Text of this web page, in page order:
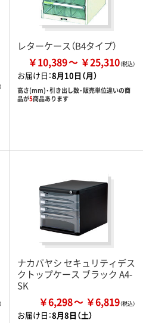
レターケース（B4タイプ）
￥10,389 ￥25,310
お届け日：8月10日（月）
高さ(mm)・引き出し数・販売単位違いの商
品が5商品あります
ナカバヤシ セキュリティデス
クトップケース ブラック A4-
SK
￥6,298 ￥6,819
お届け日：8月8日（土）